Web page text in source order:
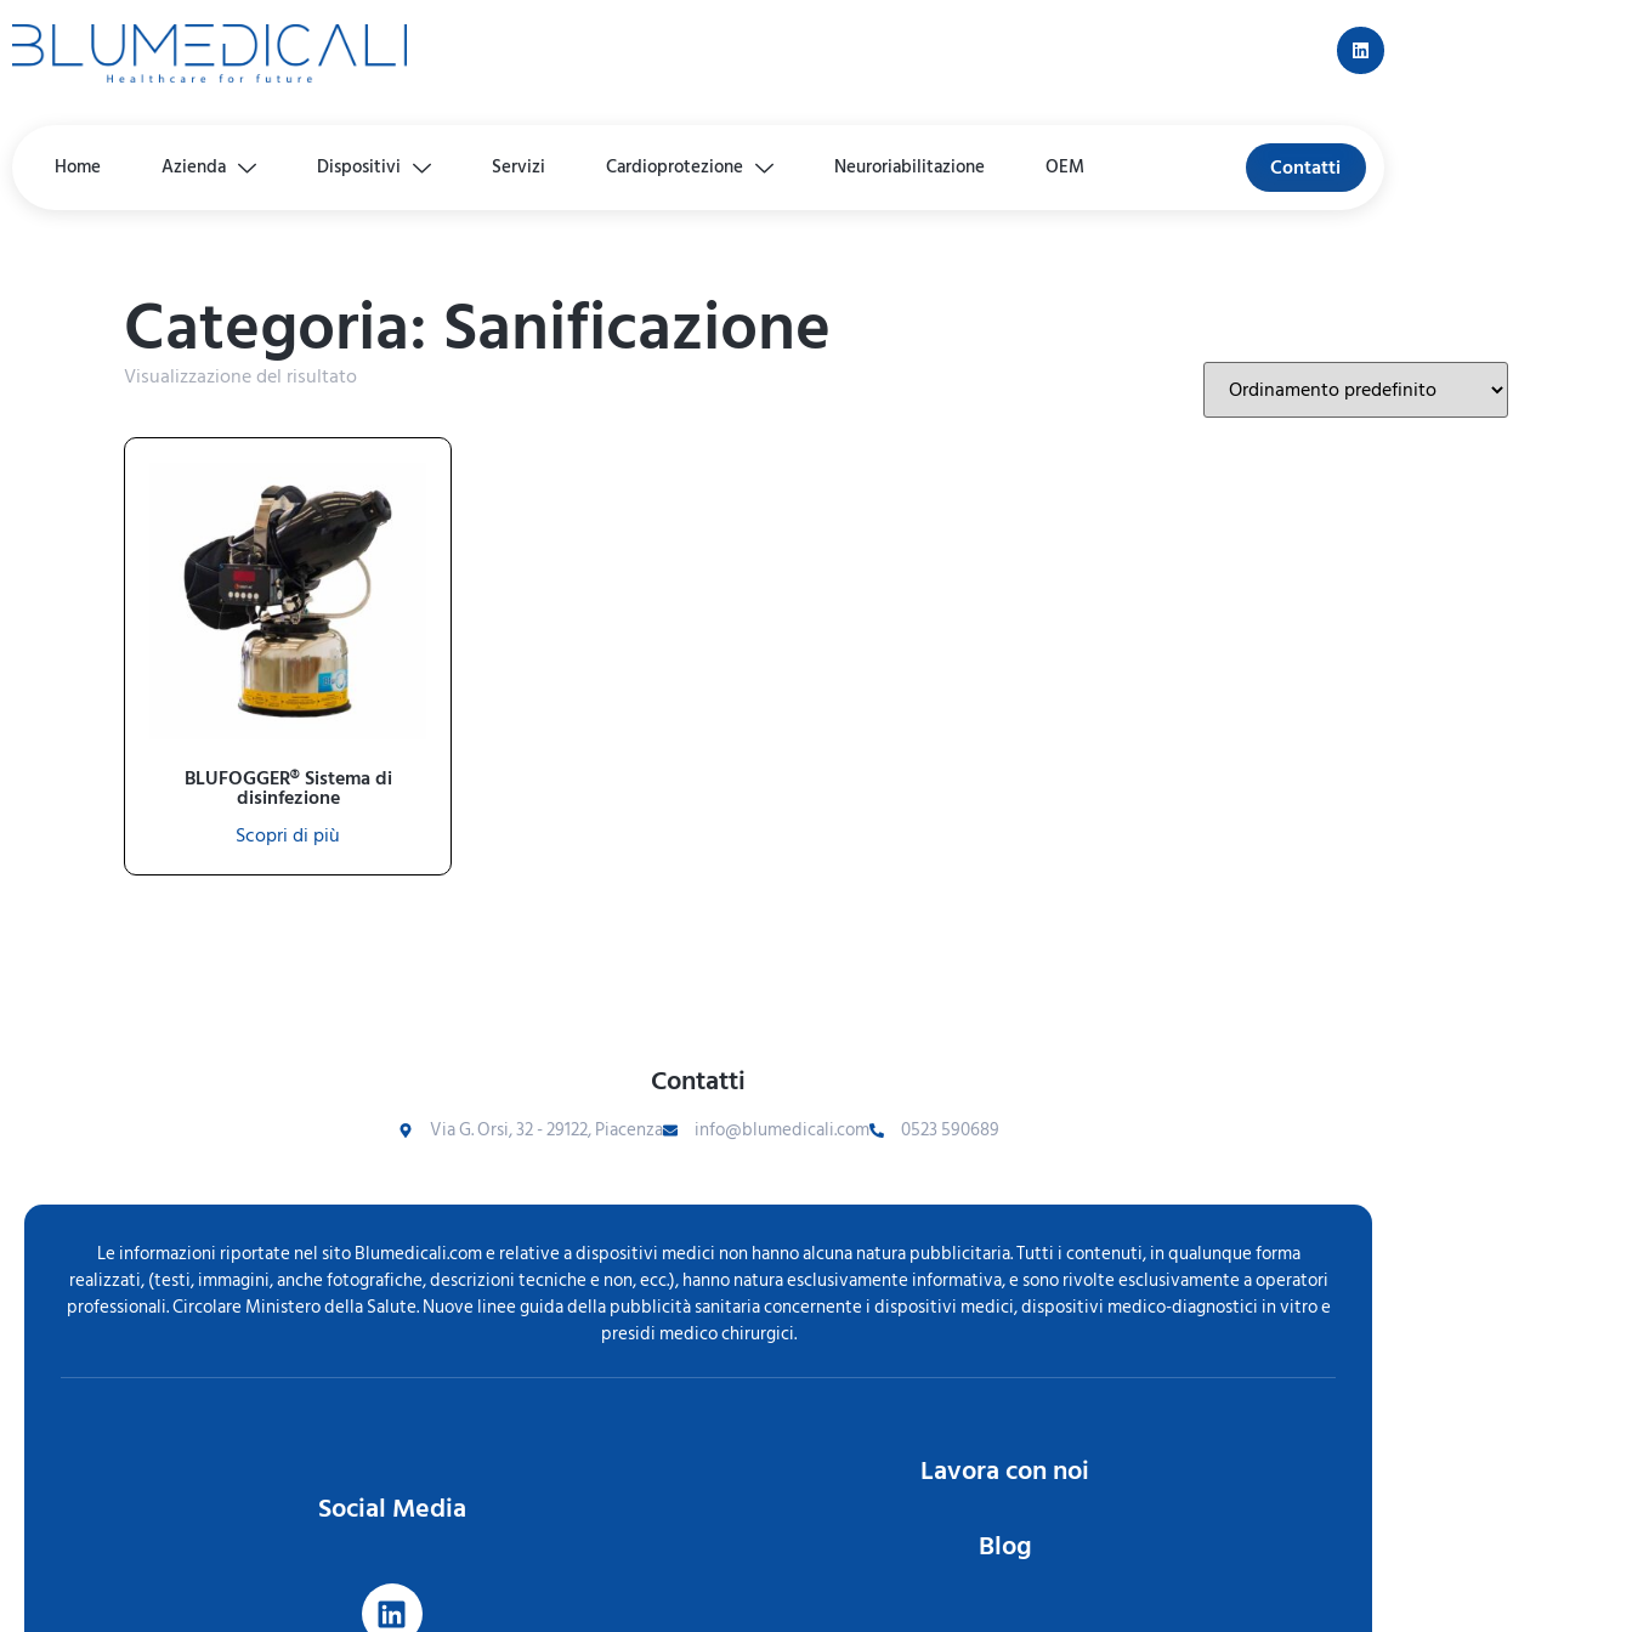
Home Azienda Dispositivi Servizi Cardioprotezione Neuroriabilitazione OEM Contatti
Categoria: Sanificazione
Visualizzazione del risultato
BLUFOGGER® Sistema di
disinfezione
Scopri di più
Contatti
Via G. Orsi, 32 - 29122, Piacenza info@blumedicali.com 0523 590689
Le informazioni riportate nel sito Blumedicali.com e relative a dispositivi medici non hanno alcuna natura pubblicitaria. Tutti i contenuti, in qualunque forma
realizzati, (testi, immagini, anche fotografiche, descrizioni tecniche e non, ecc.), hanno natura esclusivamente informativa, e sono rivolte esclusivamente a operatori
professionali. Circolare Ministero della Salute. Nuove linee guida della pubblicità sanitaria concernente i dispositivi medici, dispositivi medico-diagnostici in vitro e
presidi medico chirurgici.
Social Media
Lavora con noi
Blog